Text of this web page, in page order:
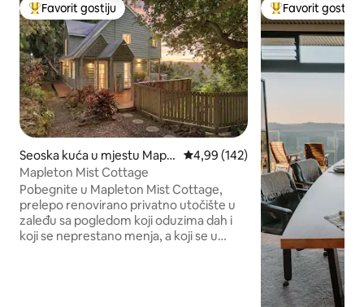
Glavni favorit gostiju
Favorit gostiju
Seoska kuća u mjestu Maple
ton
prosječna ocjena 4,99 od 5,
4,99 (142)
Mapleton Mist Cottage
Pobegnite u Mapleton Mist Cottage,
prelepo renovirano privatno utočište u
zaleđu sa pogledom koji oduzima dah i
koji se neprestano menja, a koji se u
Glavni favorit
Favorit gostiju